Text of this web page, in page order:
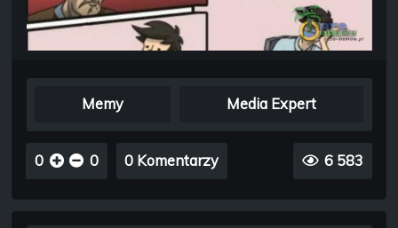
Memy Media Expert
0 0 0 Komentarzy 6 583